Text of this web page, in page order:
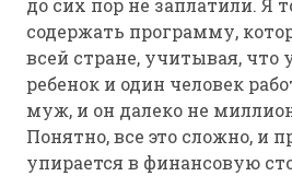
до сих пор не заплатили. Я
содержать программу,
всей стране, учитывая, что
ребенок и один человек
муж, и он далеко не
Понятно, все это сложно, и
упирается в финансовую